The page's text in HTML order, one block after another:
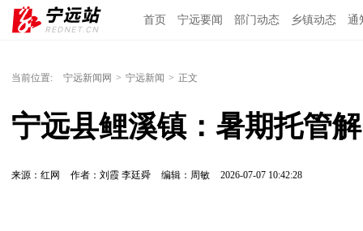
首页 宁远要闻 部门动态 乡镇动态 通
当前位置: 宁远新闻网 > 宁远新闻 > 正文
宁远县鲤溪镇：暑期托管
来源：红网 作者：刘霞 李廷舜 编辑：周敏 2026-07-07 10:42:28